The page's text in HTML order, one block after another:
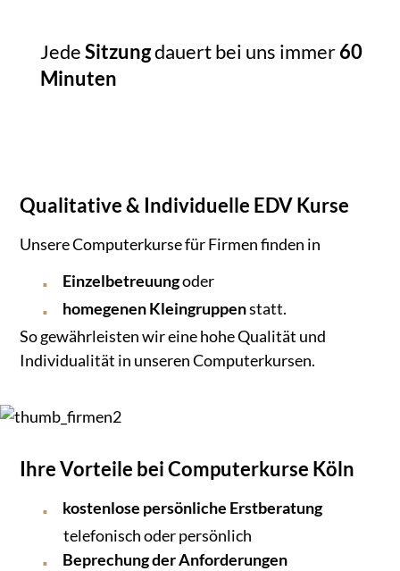
Qualitative & Individuelle EDV Kurse
Unsere Computerkurse für Firmen finden in
Einzelbetreuungoder
homegenen Kleingruppenstatt.
So gewährleisten wir eine hohe Qualität und
Individualität in unseren Computerkursen.
JedeSitzungdauert bei uns immer60
Minuten
Ihre Vorteile bei Computerkurse Köln
kostenlose persönliche Erstberatung
telefonisch oder persönlich
Beprechung der Anforderungen